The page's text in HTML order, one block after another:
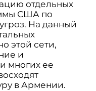
отдельных
США по
На данный
этой сети,
и
многих ее
в Армении.